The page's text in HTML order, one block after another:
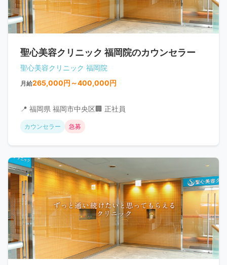
聖心美容クリニック 福岡院のカウンセラー
聖心美容クリニック 福岡院
月給265,000円～400,000円
📍 福岡県 福岡市中央区🏢 正社員
カウンセラー 急募